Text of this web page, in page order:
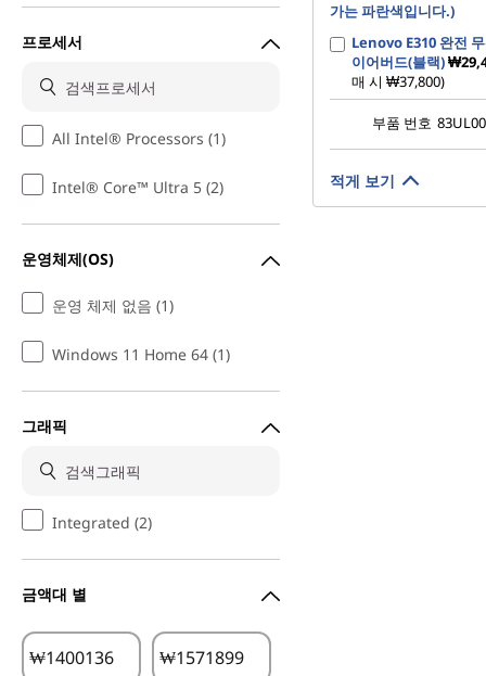
프로세서
All Intel® Processors (1)
Intel® Core™ Ultra 5 (2)
운영체제(OS)
운영 체제 없음 (1)
Windows 11 Home 64 (1)
그래픽
Integrated (2)
금액대 별
₩ ₩
가는 파란색입니다.)
Lenovo E310 완전
이어버드(블랙)
매 시 ₩37,800)
부품 번호
적게 보기